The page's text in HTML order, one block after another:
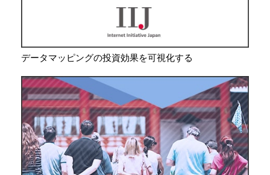
データマッピングの投資効果を可視化する